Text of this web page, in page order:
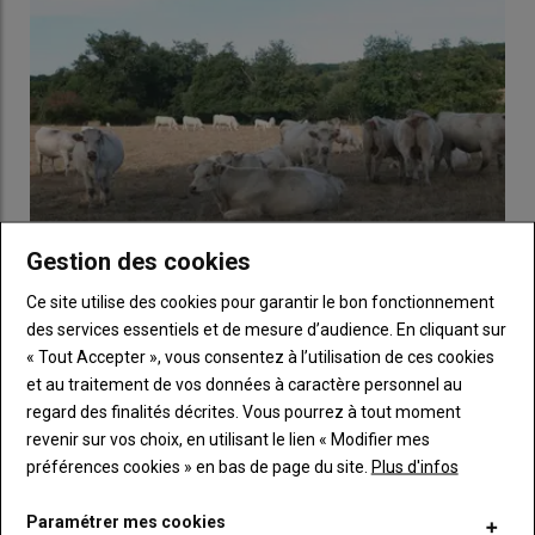
La FNB appelle à une mobilisation nationale devant
27 juillet 2026
La Fédération nationale bovine conteste la baisse des prix des
vaches allaitantes, jeunes bovins et broutards. Elle appelle…
Gestion des cookies
Ce site utilise des cookies pour garantir le bon fonctionnement
des services essentiels et de mesure d’audience. En cliquant sur
« Tout Accepter », vous consentez à l’utilisation de ces cookies
et au traitement de vos données à caractère personnel au
regard des finalités décrites. Vous pourrez à tout moment
revenir sur vos choix, en utilisant le lien « Modifier mes
préférences cookies » en bas de page du site. Plus d'infos
Paramétrer mes cookies